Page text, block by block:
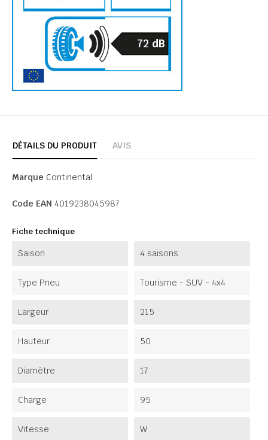
72 dB
DÉTAILS DU PRODUIT AVIS
Marque Continental
Code EAN 4019238045987
Fiche technique
Saison 4 saisons
Type Pneu Tourisme - SUV - 4x4
Largeur 215
Hauteur 50
Diamètre 17
Charge 95
Vitesse W